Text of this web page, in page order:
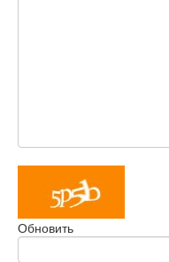
Обновить